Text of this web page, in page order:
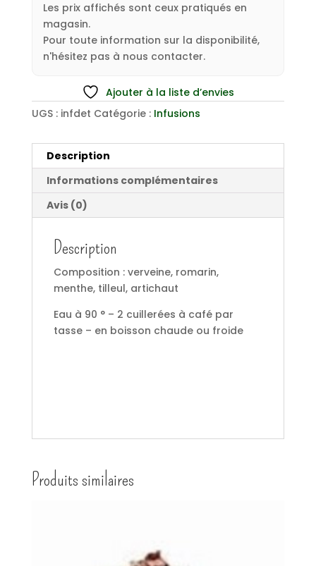
Les prix affichés sont ceux pratiqués en
magasin.
Pour toute information sur la disponibilité,
n'hésitez pas à nous contacter.
Ajouter à la liste d’envies
UGS : infdet Catégorie : Infusions
Description
Informations complémentaires
Avis (0)
Description
Composition : verveine, romarin,
menthe, tilleul, artichaut
Eau à 90 ° – 2 cuillerées à café par
tasse – en boisson chaude ou froide
Produits similaires